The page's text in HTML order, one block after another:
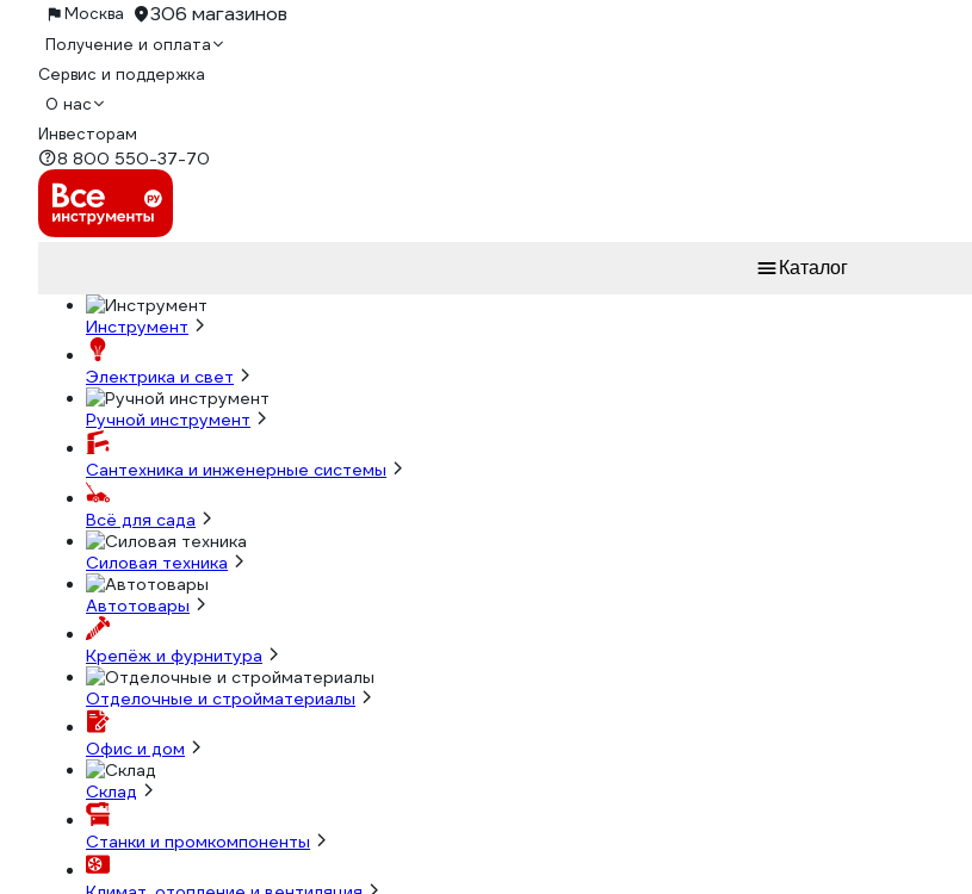
Москва 306 магазинов
Получение и оплата
Сервис и поддержка
О нас
Инвесторам
8 800 550-37-70
Каталог
Инструмент
Электрика и свет
Ручной инструмент
Сантехника и инженерные системы
Всё для сада
Силовая техника
Автотовары
Крепёж и фурнитура
Отделочные и стройматериалы
Офис и дом
Склад
Станки и промкомпоненты